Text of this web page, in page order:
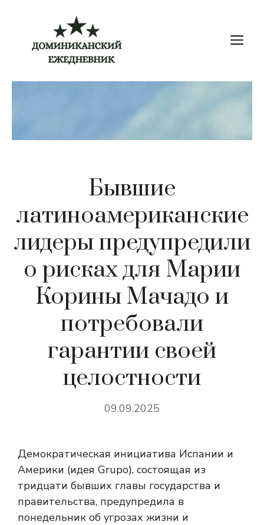
содержимому
Бывшие
латиноамериканские
лидеры предупредили
о рисках для Марии
Корины Мачадо и
потребовали
гарантии своей
целостности
09.09.2025
Демократическая инициатива Испании и
Америки (идея Grupo), состоящая из
тридцати бывших главы государства и
правительства, предупредила в
понедельник об угрозах жизни и